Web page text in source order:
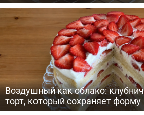
Воздушный как облако:
торт, который сохраняет форму